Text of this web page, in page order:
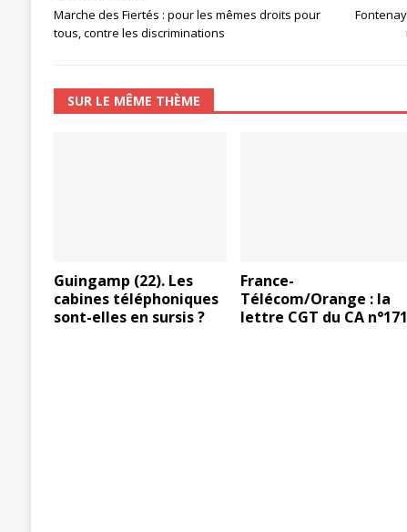
Marche des Fiertés : pour les mêmes droits pour
tous, contre les discriminations
SUR LE MÊME THÈME
Guingamp (22). Les
cabines téléphoniques
sont-elles en sursis ?
France-
Télécom/Orange : la
lettre CGT du CA n°171